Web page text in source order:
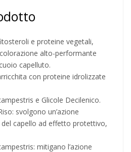
e proteine vegetali,
alto-performante
capelluto.
con proteine idrolizzate
e Glicole Decilenico.
svolgono un’azione
capello ad effetto protettivo,
mitigano l’azione